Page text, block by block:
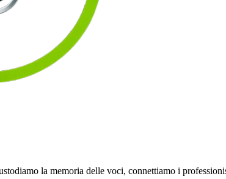
la memoria delle voci, connettiamo i